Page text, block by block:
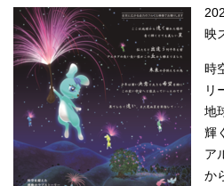
映
時
リ
地
輝
ア
か